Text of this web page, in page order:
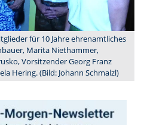
für 10 Jahre ehrenamtliches
Marita Niethammer,
Vorsitzender Georg Franz
Hering. (Bild: Johann Schmalzl)